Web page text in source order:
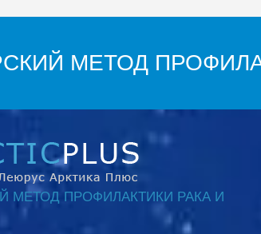
МЕТОД
МЕТОД ПРОФИЛАКТИКИ РАКА И